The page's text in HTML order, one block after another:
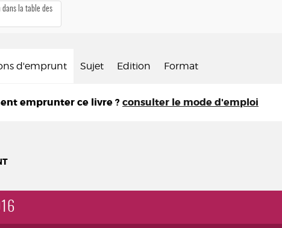
dans la table des
d'emprunt Sujet Edition Format
emprunter ce livre ? consulter le mode d'emploi